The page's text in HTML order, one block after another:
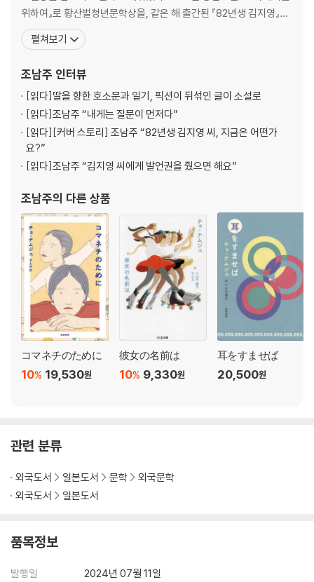
위하여』로 황산벌청년문학상을, 같은 해 출간된 『82년생 김지영』으
로 2017년 오늘의작가상을 수상했다. 『82년생 김지영』은 현재 세계
각국으로 번역되며 세계의 주목을 받고 있다. 그 외 장편소설 『사하맨
017년도 한국 문학의 미
펼쳐보기
조남주 인터뷰
[읽다]딸을 향한 호소문과 일기, 픽션이 뒤섞인 글이 소설로
[읽다]조남주 “내게는 질문이 먼저다”
[읽다][커버 스토리] 조남주 “82년생 김지영 씨, 지금은 어떤가
요?”
[읽다]조남주 “김지영 씨에게 발언권을 줬으면 해요”
조남주의 다른 상품
コマネチのために
19,530원
10%
彼女の名前は
9,330원
10%
耳をすませば
20,500원
관련 분류
외국도서 일본도서 문학
외국문학
외국도서
일본도서
품목정보
발행일
2024년 07월 11일